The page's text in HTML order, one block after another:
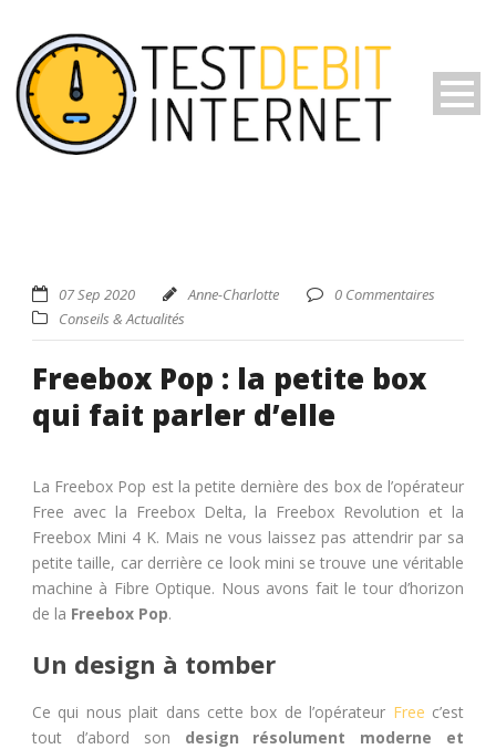
07 Sep 2020 Anne-Charlotte
0 Commentaires
Conseils & Actualités
Freebox Pop : la petite box
qui fait parler d’elle
La Freebox Pop est la petite dernière des box de l’opérateur
Free avec la Freebox Delta, la Freebox Revolution et la
Freebox Mini 4 K. Mais ne vous laissez pas attendrir par sa
petite taille, car derrière ce look mini se trouve une véritable
machine à Fibre Optique. Nous avons fait le tour d’horizon
de la Freebox Pop.
Un design à tomber
Ce qui nous plait dans cette box de l’opérateur Free c’est
tout d’abord son design résolument moderne et